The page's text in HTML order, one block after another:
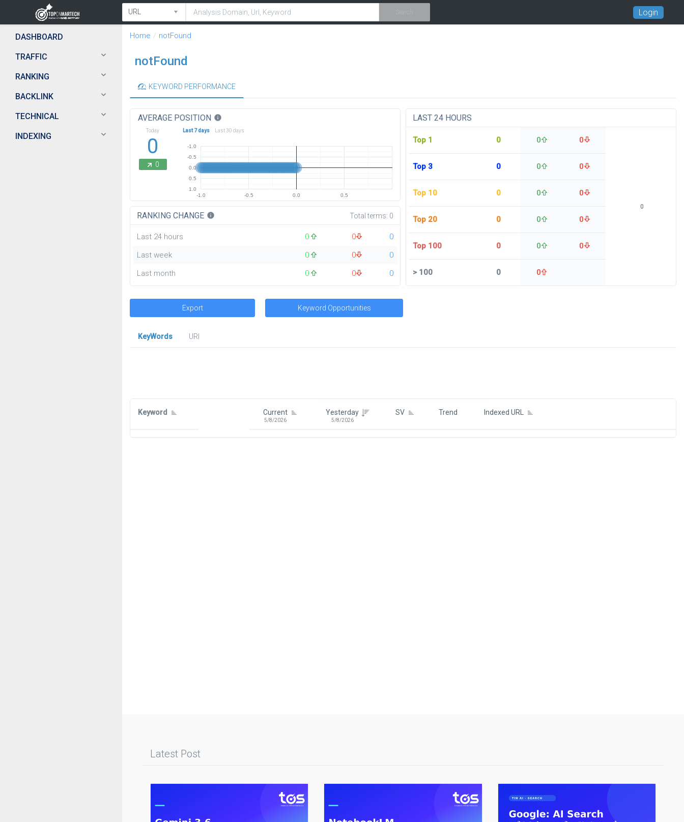
Login
DASHBOARD
TRAFFIC
RANKING
BACKLINK
TECHNICAL
INDEXING
Home notFound
notFound
KEYWORD PERFORMANCE
AVERAGE POSITION info
Today
0
0
Last 7 days Last 30 days
-1.0 -0.5 0.0 0.5
-1.0
-0.5
0.0
0.5
1.0
RANKING CHANGE info Total terms: 0
Last 24 hours 0 0
0
Last week
0 0
0
Last month
0 0 0
LAST 24 HOURS
Top 1 0 0 0
Top 3 0 0 0
Top 10 0 0 0
Top 20 0 0 0
Top 100 0 0 0
>100 0 0
0
Export Keyword Opportunities
KeyWords
URl
Keyword Current
5/8/2026
Yesterday
5/8/2026
SV Trend Indexed URL
Latest Post